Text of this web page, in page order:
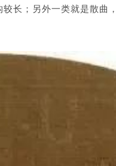
较长 ； 另外一类就是散曲